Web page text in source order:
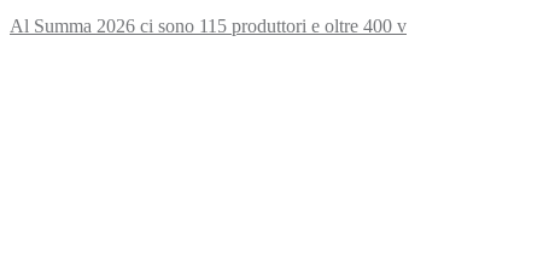
Al Summa 2026 ci sono 115 produttori e oltre 400 v